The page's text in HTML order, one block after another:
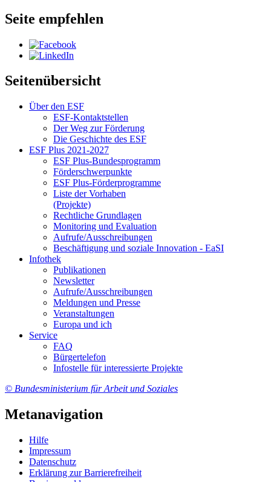
Seite empfehlen
Seitenübersicht
Über den ESF
ESF-Kon­takt­stel­len
Der Weg zur För­de­rung
Die Ge­schich­te des ESF
ESF Plus 2021-2027
ESF Plus-Bun­des­pro­gramm
För­der­schwer­punk­te
ESF Plus-För­der­pro­gram­me
Lis­te der Vor­ha­ben
(Pro­jek­te)
Recht­li­che Grund­la­gen
Mo­ni­to­ring und Eva­lua­ti­on
Auf­ru­fe/Aus­schrei­bun­gen
Be­schäf­ti­gung und so­zia­le In­no­va­ti­on - Ea­SI
In­fo­thek
Pu­bli­ka­tio­nen
Newslet­ter
Auf­ru­fe/Aus­schrei­bun­gen
Mel­dun­gen und Pres­se
Ver­an­stal­tun­gen
Eu­ro­pa und ich
Ser­vice
FAQ
Bür­ger­te­le­fon
In­fo­stel­le für in­ter­es­sier­te Pro­jek­te
© Bundesministerium für Arbeit und Soziales
Metanavigation
Hil­fe
Im­pres­s­um
Da­ten­schutz
Er­klä­rung zur Bar­rie­re­frei­heit